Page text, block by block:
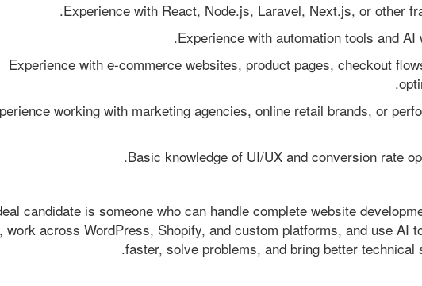
* Experience with e-commerce websites, product pages, checkout
working with marketing agencies, online retail brands, or
candidate is someone who can handle complete website
work across WordPress, Shopify, and custom platforms, and use AI
faster, solve problems, and bring better technical